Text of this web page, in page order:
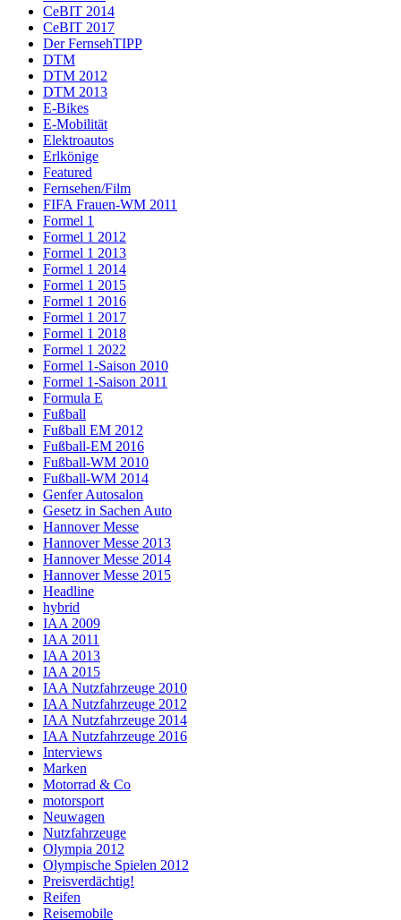
CeBIT 2014
CeBIT 2017
Der FernsehTIPP
DTM
DTM 2012
DTM 2013
E-Bikes
E-Mobilität
Elektroautos
Erlkönige
Featured
Fernsehen/Film
FIFA Frauen-WM 2011
Formel 1
Formel 1 2012
Formel 1 2013
Formel 1 2014
Formel 1 2015
Formel 1 2016
Formel 1 2017
Formel 1 2018
Formel 1 2022
Formel 1-Saison 2010
Formel 1-Saison 2011
Formula E
Fußball
Fußball EM 2012
Fußball-EM 2016
Fußball-WM 2010
Fußball-WM 2014
Genfer Autosalon
Gesetz in Sachen Auto
Hannover Messe
Hannover Messe 2013
Hannover Messe 2014
Hannover Messe 2015
Headline
hybrid
IAA 2009
IAA 2011
IAA 2013
IAA 2015
IAA Nutzfahrzeuge 2010
IAA Nutzfahrzeuge 2012
IAA Nutzfahrzeuge 2014
IAA Nutzfahrzeuge 2016
Interviews
Marken
Motorrad & Co
motorsport
Neuwagen
Nutzfahrzeuge
Olympia 2012
Olympische Spielen 2012
Preisverdächtig!
Reifen
Reisemobile